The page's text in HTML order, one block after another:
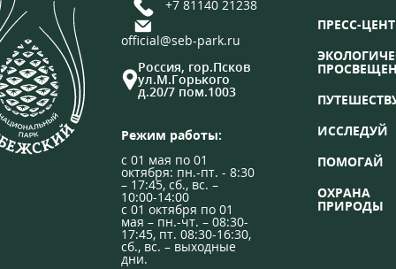
+7 81140 21238
official@seb-park.ru
Россия, гор.Псков
ул.М.Горького
д.20/7 пом.1003
Режим работы:
с 01 мая по 01
октября: пн.-пт. - 8:30
– 17:45, сб., вс. –
10:00-14:00
с 01 октября по 01
мая – пн.-чт. – 08:30-
17:45, пт. 08:30-16:30,
сб., вс. – выходные
дни.
ПРЕСС-
ИССЛЕДУЙ
ПОМОГАЙ
ОХРАНА
ПРИРОДЫ